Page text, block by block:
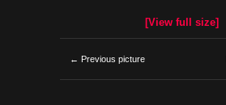
[View full size]
← Previous picture